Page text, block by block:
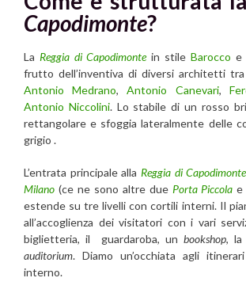
Capodimonte?
La Reggia di Capodimontein stile Barocco e
frutto dell’inventiva di diversi architetti
Antonio Medrano,Antonio Canevari,
Antonio Niccolini. Lo stabile di un rosso
rettangolare e sfoggia lateralmente delle
grigio .
L’entrata principale alla Reggia di Capodimonte
Milano (ce ne sono altre due Porta Piccola e
estende su tre livelli con cortili interni. Il
all’accoglienza dei visitatori con i vari
biglietteria, il guardaroba, un bookshop, la
auditorium. Diamo un’occhiata agli
interno.